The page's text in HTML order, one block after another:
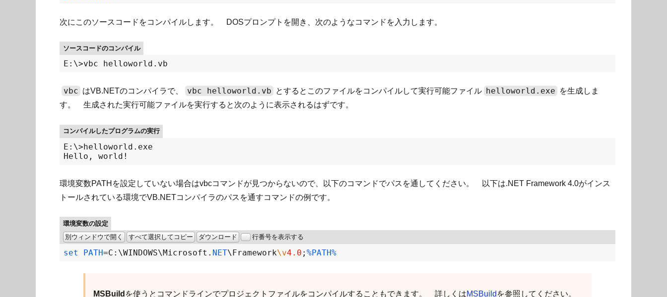
次にこのソースコードをコンパイルします。 DOSプロンプトを開き、次のようなコマンドを入力します。
ソースコードのコンパイル
vbc はVB.NETのコンパイラで、 vbc helloworld.vb とするとこのファイルをコンパイルして実行可能ファイル helloworld.exe
を生成しま
す。 生成された実行可能ファイルを実行すると次のように表示されるはずです。
コンパイルしたプログラムの実行
E:\>helloworld.exe
環境変数PATHを設定していない場合はvbcコマンドが見つからないので、以下のコマンドでパスを通してください。 以下は.NET Framework 4.0がインス
トールされている環境でVB.NETコンパイラのパスを通すコマンドの例です。
環境変数の設定
別ウィンドウで開く
すべて選択してコピー ダウンロード 行番号を表示する
set PATH=C : \WINDOWS\Microsoft. NET\Framework\v4.0 ; %PATH%
MSBuild を使うとコマンドラインでプロジェクトファイルをコンパイルすることもできます。 詳しくはMSBuild を参照してください。